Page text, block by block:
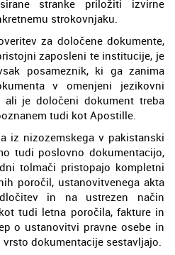
stranke priložiti izvirne
strokovnjaku.
za določene dokumente,
zaposleni te institucije, je
posameznik, ki ga zanima
v omenjeni jezikovni
ali je določeni dokument treba
tudi kot Apostille.
iz nizozemskega v pakistanski
tudi poslovno dokumentacijo,
tolmači pristopajo kompletni
poročil, ustanovitvenega akta
in na ustrezen način
tudi letna poročila, fakture in
o ustanovitvi pravne osebe in
dokumentacije sestavljajo.